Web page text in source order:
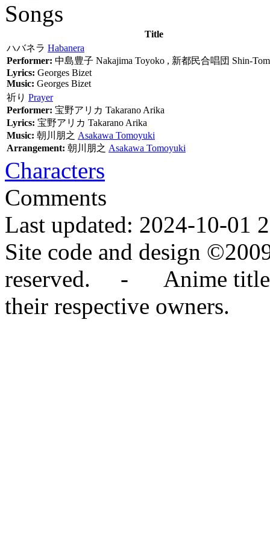
Songs
Title
ハバネラ Habanera
Performer: 中島豊子 Nakajima Toyoko , 新都民合唱団 Shin-
Lyrics: Georges Bizet
Music: Georges Bizet
祈り Prayer
Performer: 宝野アリカ Takarano Arika
Lyrics: 宝野アリカ Takarano Arika
Music: 朝川朋之 Asakawa Tomoyuki
Arrangement: 朝川朋之 Asakawa Tomoyuki
Characters
Comments
Last updated: 2024-10-01
Site code and design
reserved. - Anime titles,
their respective owners.